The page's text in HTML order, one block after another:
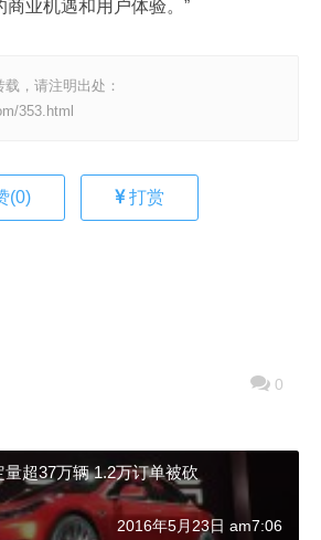
业机遇和用户体验。”
，请注明出处：
353.html
(0) 打赏
0
超37万辆 1.2万订单被砍
2016年5月23日 am7:06